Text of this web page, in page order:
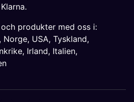
produkter med oss i:
, Norge, USA, Tyskland,
, Irland, Italien,